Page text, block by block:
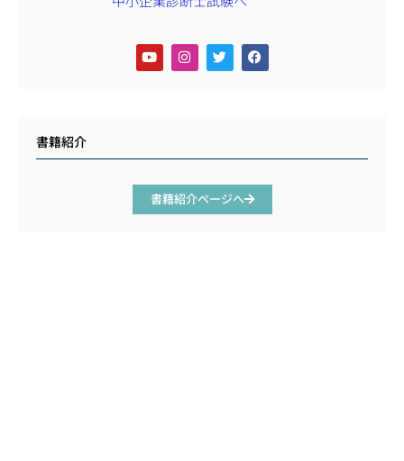
書籍紹介
書籍紹介ページへ